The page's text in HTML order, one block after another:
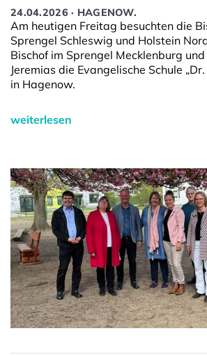
24.04.2026 · HAGENOW.
Am heutigen Freitag besuchten die
Sprengel Schleswig und Holstein
Bischof im Sprengel Mecklenburg
Jeremias die Evangelische Schule
in Hagenow.
weiterlesen